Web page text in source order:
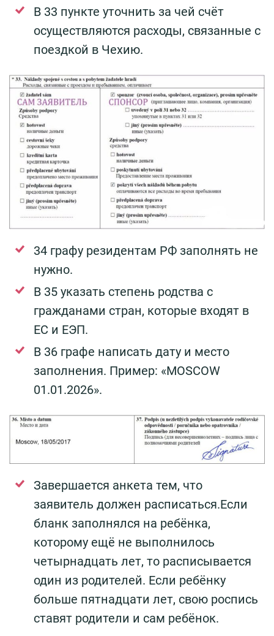
В 33 пункте уточнить за чей счёт
осуществляются расходы, связанные с
поездкой в Чехию.
34 графу резидентам РФ заполнять не
нужно.
В 35 указать степень родства с
гражданами стран, которые входят в
ЕС и ЕЭП.
В 36 графе написать дату и место
заполнения. Пример: «MOSCOW
01.01.2026».
Завершается анкета тем, что
заявитель должен расписаться.Если
бланк заполнялся на ребёнка,
которому ещё не выполнилось
четырнадцать лет, то расписывается
один из родителей. Если ребёнку
больше пятнадцати лет, свою роспись
ставят родители и сам ребёнок.